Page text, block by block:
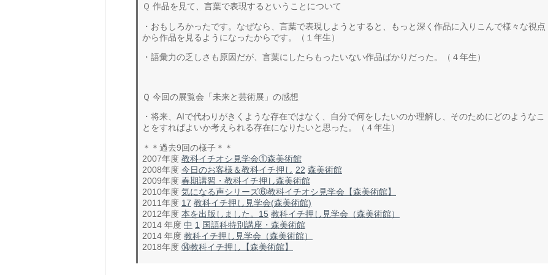
Ｑ 作品を見て、言葉で表現するということについて
・おもしろかったです。なぜなら、言葉で表現しようとすると、もっと深く作品に入りこんで様々な視点
から作品を見るようになったからです。（１年生）
・語彙力の乏しさも原因だが、言葉にしたらもったいない作品ばかりだった。（４年生）
Ｑ 今回の展覧会「未来と芸術展」の感想
・将来、AIで代わりがきくような存在ではなく、自分で何をしたいのか理解し、そのためにどのようなこ
とをすればよいか考えられる存在になりたいと思った。（４年生）
＊＊過去9回の様子＊＊
2007年度 教科イチオシ見学会①森美術館
2008年度 今日のお客様＆教科イチ押し 22 森美術館
2009年度 春期講習・教科イチ押し森美術館
2010年度 気になる声シリーズ⑥教科イチオシ見学会【森美術館】
2011年度 17 教科イチ押し見学会(森美術館)
2012年度 本を出版しました。 15 教科イチ押し見学会（森美術館）
2014 年度 中 1 国語科特別講座・森美術館
2014 年度 教科イチ押し見学会（森美術館）
2018年度 ⑭教科イチ押し【森美術館】